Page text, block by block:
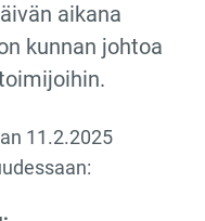
aikana
kunnan johtoa
11.2.2025